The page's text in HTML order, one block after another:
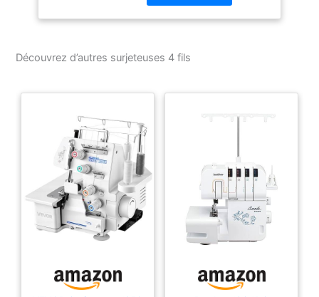
6 types de points
différents garantissent
soit le projet. 1300
professionnelle pour des
bras libre pratique est
accessoires et vous
permet de surjeter les
poignets, les ourlets du
pantalon et d'autres
coutures circulaires avec
facilité. Coudre des
serviettes, ou un bord
décoratif à 3 fils autour
Découvrez d’autres surjeteuses 4 fils